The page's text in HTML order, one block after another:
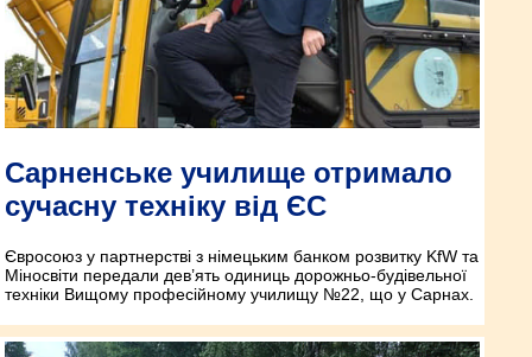
Сарненське училище отримало
сучасну техніку від ЄС
Євросоюз у партнерстві з німецьким банком розвитку KfW та
Міносвіти передали дев’ять одиниць дорожньо-будівельної
техніки Вищому професійному училищу №22, що у Сарнах.